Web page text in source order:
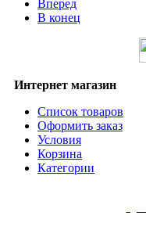
Вперед
В конец
Интернет магазин
Список товаров
Оформить заказ
Условия
Корзина
Категории